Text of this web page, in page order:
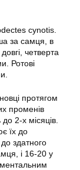
cynotis.
за самця, в
четверта
Ротові
протягом
променів
2-х місяців.
їх до
здатного
і 16-20 у